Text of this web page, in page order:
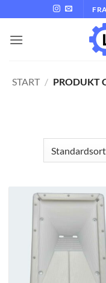
Inhalt
springen
START / PRODUKT